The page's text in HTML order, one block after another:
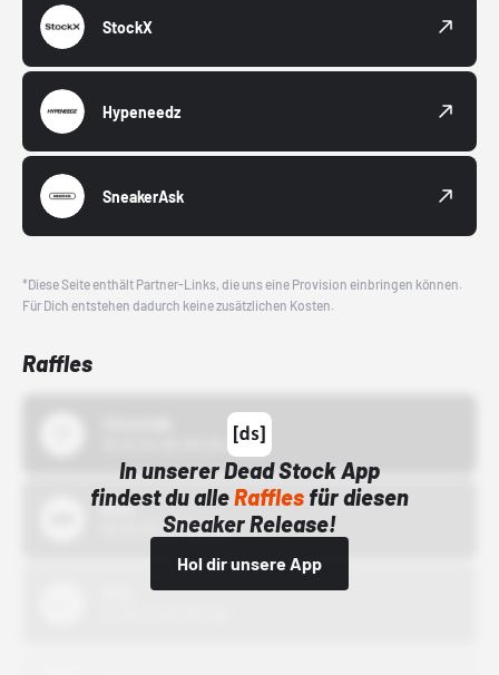
StockX
Hypeneedz
SneakerAsk
*Diese Seite enthält Partner-Links, die uns eine Provision einbringen können.
Für Dich entstehen dadurch keine zusätzlichen Kosten.
Raffles
In unserer Dead Stock App
findest du alleRafflesfür diesen
Sneaker Release!
Hol dir unsere App
Bstn
01.10.22 00:00 Uhr